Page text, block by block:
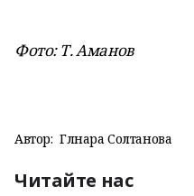
Фото: Т. Аманов
Автор: Гөлнара Солтанова
Читайте нас